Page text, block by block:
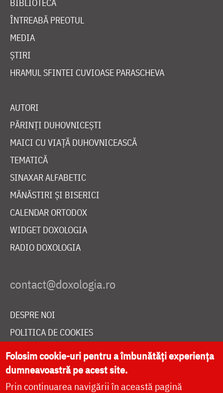
BIBLIOTECĂ
ÎNTREABĂ PREOTUL
MEDIA
ȘTIRI
HRAMUL SFINTEI CUVIOASE PARASCHEVA
AUTORI
PĂRINȚI DUHOVNICEȘTI
MAICI CU VIAȚĂ DUHOVNICEASCĂ
TEMATICĂ
SINAXAR ALFABETIC
MĂNĂSTIRI ȘI BISERICI
CALENDAR ORTODOX
WIDGET DOXOLOGIA
RADIO DOXOLOGIA
DESPRE NOI
POLITICA DE COOKIES
DONEAZĂ ONLINE PENTRU CATEDRALA NAȚIONALĂ
LIVE
Folosim cookie-uri pentru a îmbunătăți experiența
dumneavoastră pe acest site.
Prin continuarea navigării în această pagină